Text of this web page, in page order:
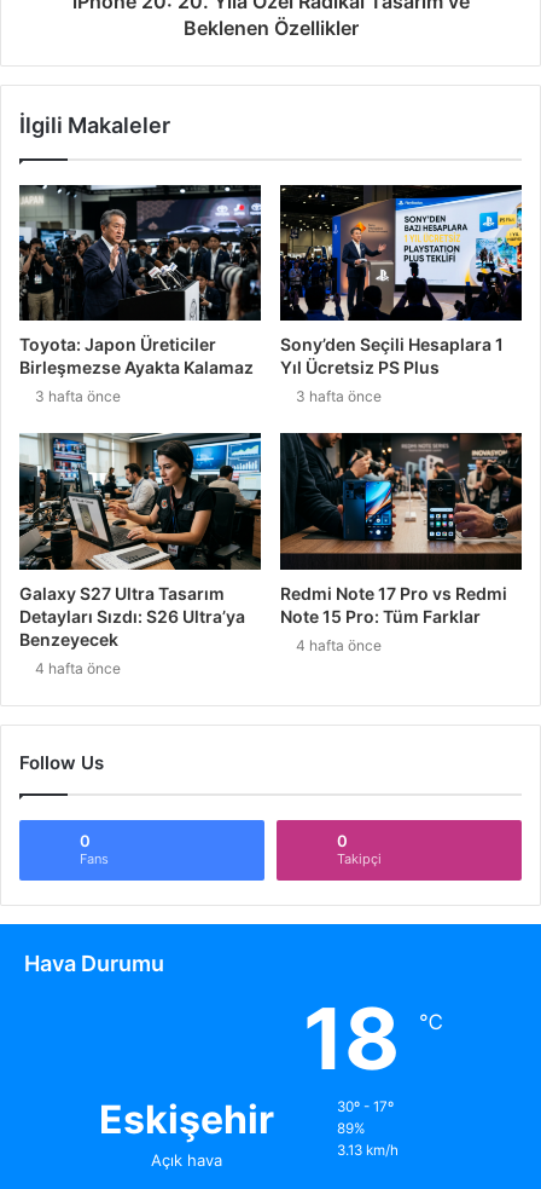
Beklenen Özellikler
İlgili Makaleler
Toyota: Japon Üreticiler
Birleşmezse Ayakta Kalamaz
3 hafta önce
Sony’den Seçili Hesaplara 1
Yıl Ücretsiz PS Plus
3 hafta önce
Galaxy S27 Ultra Tasarım
Detayları Sızdı: S26 Ultra’ya
Benzeyecek
4 hafta önce
Redmi Note 17 Pro vs Redmi
Note 15 Pro: Tüm Farklar
4 hafta önce
Follow Us
0
Fans
0
Takipçi
Hava Durumu
Eskişehir
Açık hava
18 ℃
30º - 17º
89%
3.13 km/h